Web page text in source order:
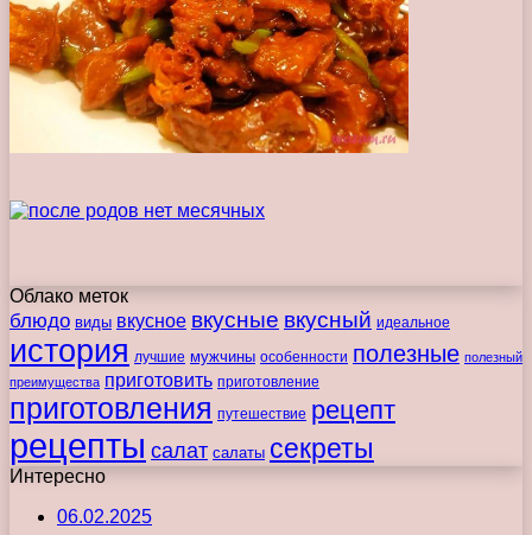
Облако меток
блюдо виды вкусное вкусные вкусный идеальное
история лучшие мужчины особенности полезные полезный
преимущества приготовить приготовление
приготовления путешествие рецепт
рецепты салат салаты секреты
Интересно
06.02.2025